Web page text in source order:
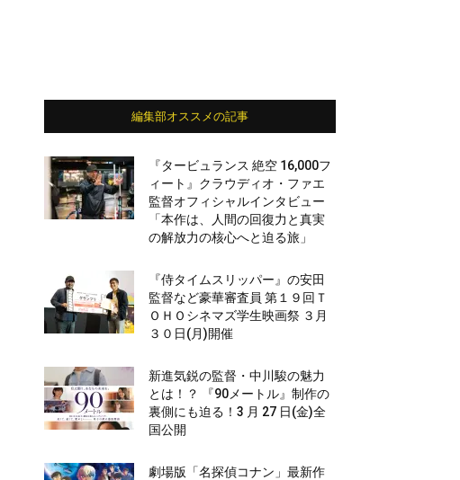
編集部オススメの記事
『タービュランス 絶空 16,000フ
ィート』クラウディオ・ファエ
監督オフィシャルインタビュー
「本作は、人間の回復力と真実
の解放力の核心へと迫る旅」
『侍タイムスリッパー』の安田
監督など豪華審査員 第１９回Ｔ
ＯＨＯシネマズ学生映画祭 ３月
３０日(月)開催
新進気鋭の監督・中川駿の魅力
とは！？ 『90メートル』制作の
裏側にも迫る！3 月 27 日(金)全
国公開
劇場版「名探偵コナン」最新作